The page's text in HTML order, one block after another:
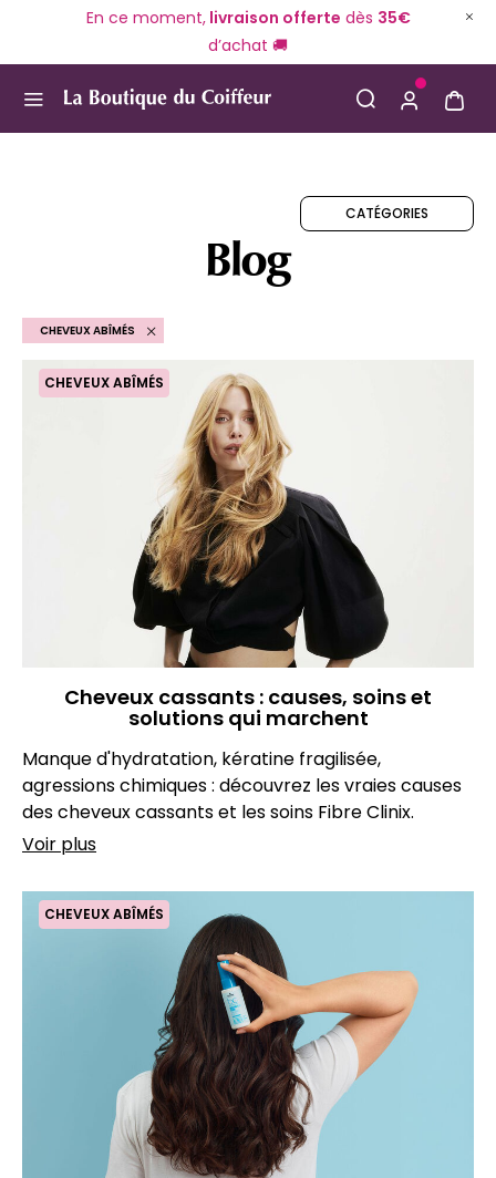
En ce moment,livraison offerte dès 35€
d’achat 🚚
Blog
CATÉGORIES
CHEVEUX ABÎMÉS
CHEVEUX ABÎMÉS
Cheveux cassants : causes, soins et
solutions qui marchent
Manque d'hydratation, kératine fragilisée,
agressions chimiques : découvrez les vraies causes
des cheveux cassants et les soins Fibre Clinix.
Voir plus
CHEVEUX ABÎMÉS